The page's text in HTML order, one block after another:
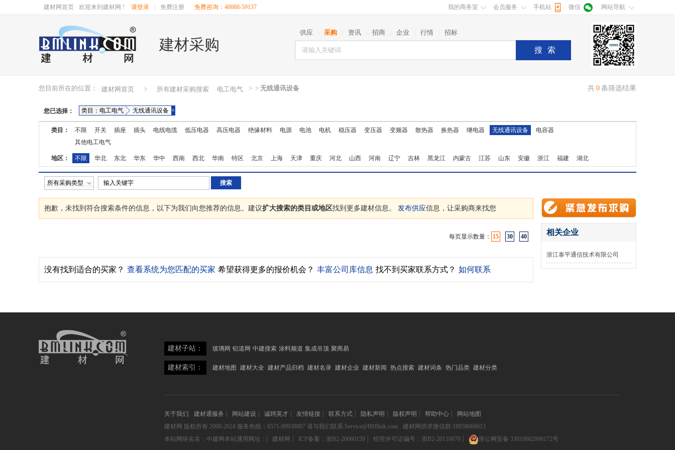
建材网首页 欢迎来到建材网 ! 请登录 免费注册 免费咨询：40088-59137 我的商务室 会员服务 手机站 微信 网站导航
建材采购
供应 采购 资讯 招商 企业 行情 招标
搜索
您目前所在的位置： 建材网首页 > 所有建材采购搜索 >
电工电气 > 无线通讯设备 共 0 条筛选结果
您已选择： 类目：电工电气 无线通讯设备 ×
类目： 不限 开关 插座 插头 电线电缆 低压电器 高压电器 绝缘材料 电源 电池 电机 稳压器 变压器 变频器 散热器 换热器 继电器 无线通讯设备
电容器
其他电工电气
地区： 不限 华北 东北 华东 华中 西南 西北 华南 特区 北京 上海 天津 重庆 河北 山西 河南 辽宁 吉林 黑龙江 内蒙古 江苏 山东 安徽 浙江 福建
湖北
湖南
广东 广西 江西 四川 海南 贵州 云南 西藏 陕西 甘肃 青海 宁夏 新疆 台湾 香港
澳门
所有采购类型
抱歉，未找到符合搜索条件的信息，以下为我们向您推荐的信息。建议扩大搜索的类目或地区找到更多建材信息。 发布供应信息，让采购商来找您
每页显示数量： 15 30 40
没有找到适合的买家？ 查看系统为您匹配的买家 希望获得更多的报价机会？ 丰富公司库信息 找不到买家联系方式？ 如何联系
相关企业
浙江泰平通信技术有限公司
建材子站： 玻璃网 铝道网 中建搜索 涂料频道 集成吊顶 聚商易
建材索引： 建材地图 建材大全 建材产品归档 建材名录 建材企业 建材新闻 热点搜索 建材词条 热门品类 建材分类
关于我们 建材通服务 网站建设 诚聘英才 友情链接 联系方式 隐私声明 版权声明 帮助中心
网站地图
建材网 版权所有 2000-2024 服务热线：0571-89938887 请与我们联系:Service@BMlink.com
建材网供求微信群:18958066013
本站网络实名：中建网本站通用网址：
建材网 ICP备案：浙B2-20060159 经营许可证编号：浙B2-20110070 浙公网安备 33010602000172号